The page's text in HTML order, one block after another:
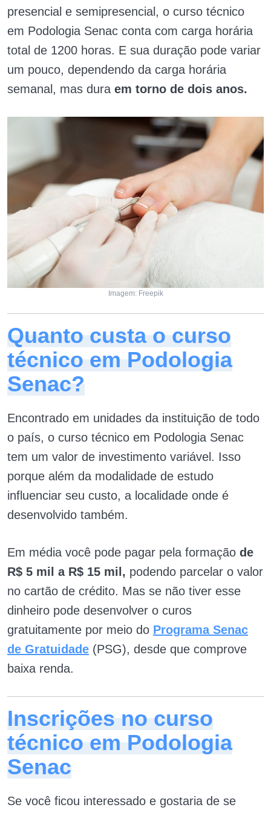
presencial e semipresencial, o curso técnico
em Podologia Senac conta com carga horária
total de 1200 horas. E sua duração pode variar
um pouco, dependendo da carga horária
semanal, mas dura em torno de dois anos.
Imagem: Freepik
Quanto custa o curso
técnico em Podologia
Senac?
Encontrado em unidades da instituição de todo
o país, o curso técnico em Podologia Senac
tem um valor de investimento variável. Isso
porque além da modalidade de estudo
influenciar seu custo, a localidade onde é
desenvolvido também.
Em média você pode pagar pela formação de
R$ 5 mil a R$ 15 mil, podendo parcelar o valor
no cartão de crédito. Mas se não tiver esse
dinheiro pode desenvolver o curos
gratuitamente por meio do Programa Senac
de Gratuidade (PSG), desde que comprove
baixa renda.
Inscrições no curso
técnico em Podologia
Senac
Se você ficou interessado e gostaria de se